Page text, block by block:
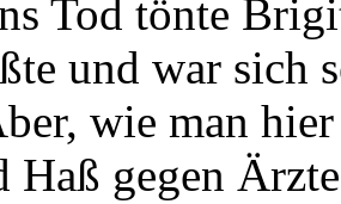
Tod tönte
und war sich
wie man
Haß gegen